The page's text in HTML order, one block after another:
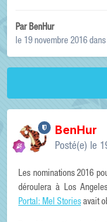
ParBenHur
le 19 novembre 2016 dans
BenHur
Posté(e) le
Les nominations 2016
déroulera à Los
Portal: Mel Stories avait